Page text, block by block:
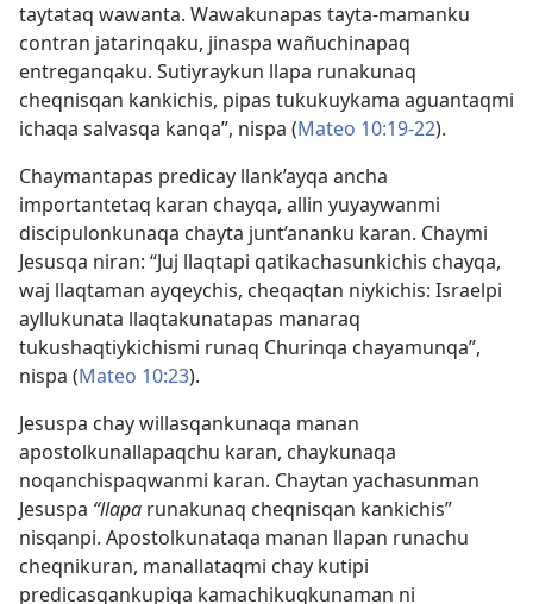
taytataq wawanta. Wawakunapas tayta-mamanku
contran jatarinqaku, jinaspa wañuchinapaq
entreganqaku. Sutiyraykun llapa runakunaq
cheqnisqan kankichis, pipas tukukuykama aguantaqmi
ichaqa salvasqa kanqa”, nispa (Mateo 10:19-22).
Chaymantapas predicay llank’ayqa ancha
importantetaq karan chayqa, allin yuyaywanmi
discipulonkunaqa chayta junt’ananku karan. Chaymi
Jesusqa niran: “Juj llaqtapi qatikachasunkichis chayqa,
waj llaqtaman ayqeychis, cheqaqtan niykichis: Israelpi
ayllukunata llaqtakunatapas manaraq
tukushaqtiykichismi runaq Churinqa chayamunqa”,
nispa (Mateo 10:23).
Jesuspa chay willasqankunaqa manan
apostolkunallapaqchu karan, chaykunaqa
noqanchispaqwanmi karan. Chaytan yachasunman
Jesuspa “llapa runakunaq cheqnisqan kankichis”
nisqanpi. Apostolkunataqa manan llapan runachu
cheqnikuran, manallataqmi chay kutipi
predicasqankupiqa kamachikuqkunaman ni